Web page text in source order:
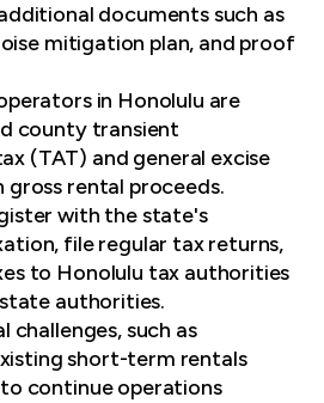
documents such as
mitigation plan, and proof
in Honolulu are
county transient
(TAT) and general excise
gross rental proceeds.
with the state's
file regular tax returns,
to Honolulu tax authorities
authorities.
challenges, such as
short-term rentals
continue operations